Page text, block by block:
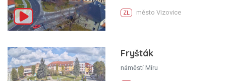
ZL město Vizovice
Fryšták
náměstí Míru